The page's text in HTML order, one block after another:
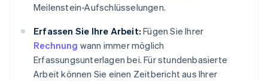
Meilenstein-Aufschlüsselungen.
Erfassen Sie Ihre Arbeit: Fügen Sie Ihrer
Rechnung wann immer möglich
Erfassungsunterlagen bei. Für stundenbasierte
Arbeit können Sie einen Zeitbericht aus Ihrer